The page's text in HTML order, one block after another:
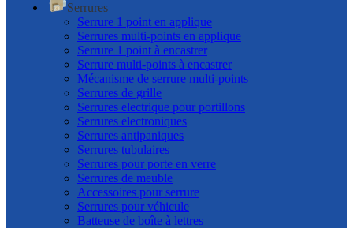
Serrures
Serrure 1 point en applique
Serrures multi-points en applique
Serrure 1 point à encastrer
Serrure multi-points à encastrer
Mécanisme de serrure multi-points
Serrures de grille
Serrures electrique pour portillons
Serrures electroniques
Serrures antipaniques
Serrures tubulaires
Serrures pour porte en verre
Serrures de meuble
Accessoires pour serrure
Serrures pour véhicule
Batteuse de boîte à lettres